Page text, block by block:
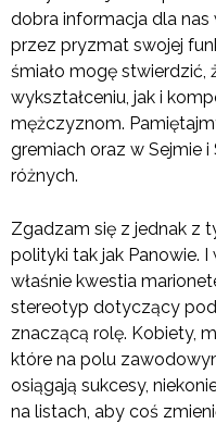
dobra informacja dla
przez pryzmat swojej
śmiało mogę stwierdzić,
wykształceniu, jak i
mężczyznom.
gremiach oraz w Sejmie
różnych.
Zgadzam się z jednak z
polityki tak jak Panowie.
właśnie kwestia
stereotyp dotyczący
znaczącą rolę. Kobiety,
które na polu
osiągają sukcesy,
na listach, aby coś